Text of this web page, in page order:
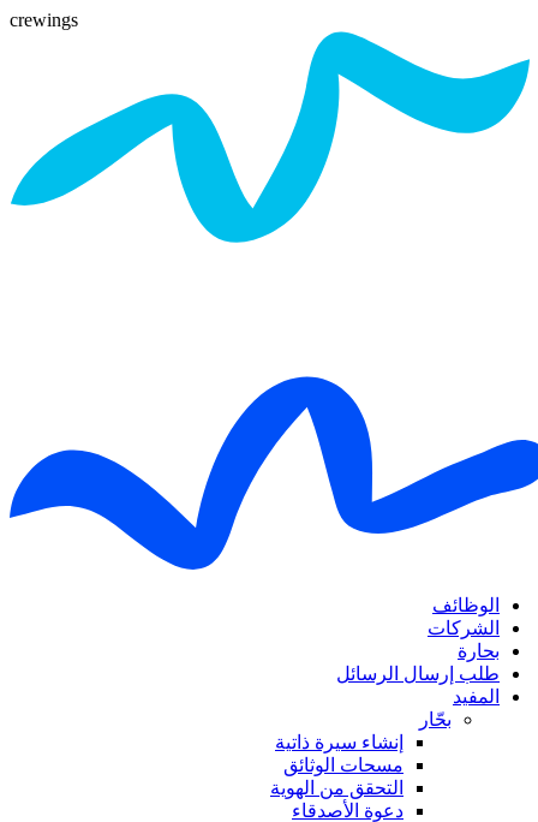
crewings
الوظائف
الشركات
بحارة
طلب إرسال الرسائل
المفيد
بحّار
إنشاء سيرة ذاتية
مسحات الوثائق
التحقق من الهوية
دعوة الأصدقاء